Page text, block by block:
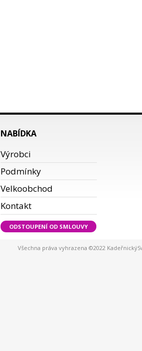
NABÍDKA
Výrobci
Podmínky
Velkoobchod
Kontakt
ODSTOUPENÍ OD SMLOUVY
Všechna práva vyhrazena ©2022